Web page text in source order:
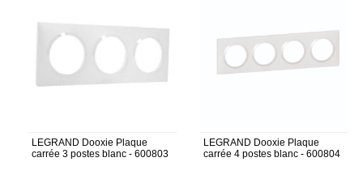
LEGRAND Dooxie Plaque
carrée 3 postes blanc - 600803
LEGRAND Dooxie Plaque
carrée 4 postes blanc - 600804